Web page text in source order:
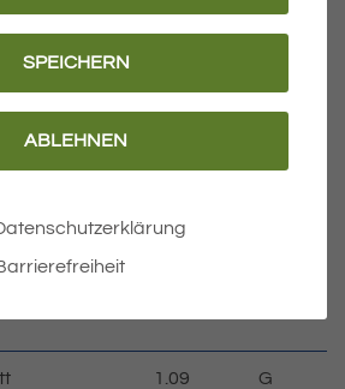
8
9
1.09
G
SPEICHERN
ABLEHNEN